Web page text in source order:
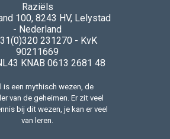
Raziëls
100, 8243 HV, Lelystad
- Nederland
231270 - KvK
90211669
KNAB 0613 2681 48
is een mythisch wezen, de
van de geheimen. Er zit veel
bij dit wezen, je kan er veel
van leren.